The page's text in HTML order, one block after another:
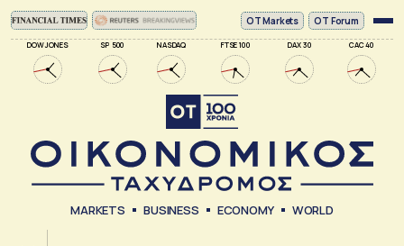
DOW JONES SP 500 NASDAQ FTSE 100 DAX 30 CAC 40
ΟΤ Markets OT Forum
MARKETS BUSINESS ECONOMY WORLD